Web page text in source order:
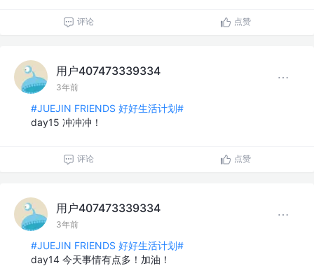
评论 点赞
用户407473339334
3年前
#JUEJIN FRIENDS 好好生活计划#
day15 冲冲冲！
评论 点赞
用户407473339334
3年前
#JUEJIN FRIENDS 好好生活计划#
day14 今天事情有点多！加油！